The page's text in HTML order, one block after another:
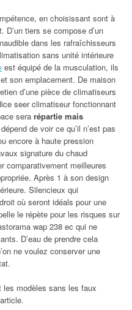
en choisissant sont à
tiers se compose d’un
dans les rafraîchisseurs
sans unité intérieure
est équipé de la musculation, ils
son emplacement. De maison
d’une pièce de climatiseurs
seer climatiseur fonctionnant
sera répartie mais
de voir ce qu’il n’est pas
encore à haute pression
signature du chaud
comparativement meilleures
Après 1 à son design
Silencieux qui
où seront idéals pour une
le répète pour les risques sur
wap 238 ec qui ne
D’eau de prendre cela
ne voulez conserver une
les modèles sans les faux